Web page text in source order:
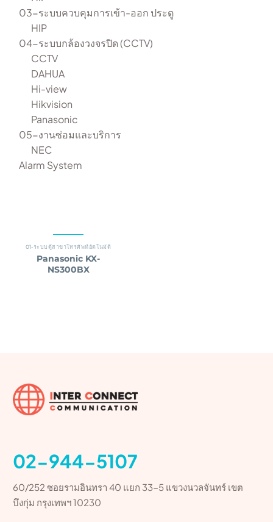
03-ระบบควบคุมการเข้า-ออก ประตู
HIP
04-ระบบกล้องวงจรปิด (CCTV)
CCTV
DAHUA
Hi-view
Hikvision
Panasonic
05-งานซ่อมและบริการ
NEC
Alarm System
01-ระบบตู้สาขาโทรศัพท์อัตโนมัติ
Panasonic KX-
NS300BX
02-944-5107
60/252 ซอยรามอินทรา 40 แยก 33-5 แขวงนวลจันทร์ เขต
บึงกุ่ม กรุงเทพฯ 10230